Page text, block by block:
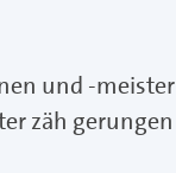
und -
zäh